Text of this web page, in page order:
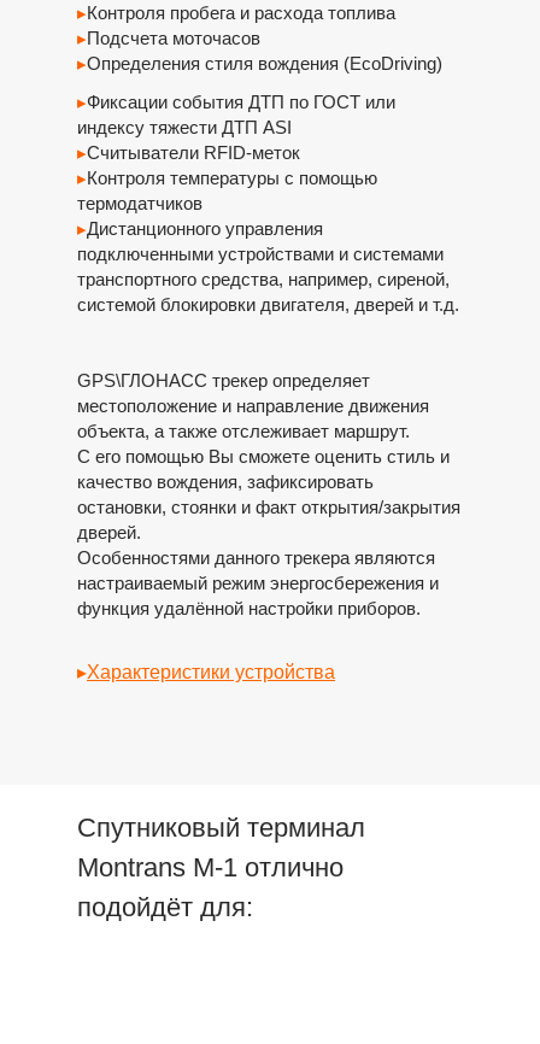
▸Контроля пробега и расхода топлива
▸Подсчета моточасов
▸Определения стиля вождения (EcoDriving)
GPS\ГЛОНАСС трекер определяет
местоположение и направление движения
объекта, а также отслеживает маршрут.
С его помощью Вы сможете оценить стиль и
качество вождения, зафиксировать
остановки, стоянки и факт открытия/закрытия
дверей.
Особенностями данного трекера являются
настраиваемый режим энергосбережения и
функция удалённой настройки приборов.
▸Характеристики устройства
▸Фиксации события ДТП по ГОСТ или
индексу тяжести ДТП ASI
▸Считыватели RFID-меток
▸Контроля температуры с помощью
термодатчиков
▸Дистанционного управления
подключенными устройствами и системами
транспортного средства, например, сиреной,
системой блокировки двигателя, дверей и т.д.
Спутниковый терминал
Montrans M-1 отлично
подойдёт для: